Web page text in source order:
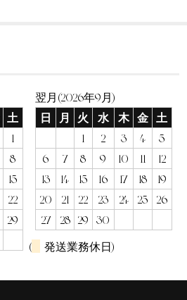
土
1
8
15
22
29
翌月(2026年9月)
日
月 火 水 木 金
土
1
2 3 4
5
6
7 8 9 10 11
12
13
14 15 16 17 18
19
20
21 22 23 24 25
26
27
28 29
30
(
発送業務休日)